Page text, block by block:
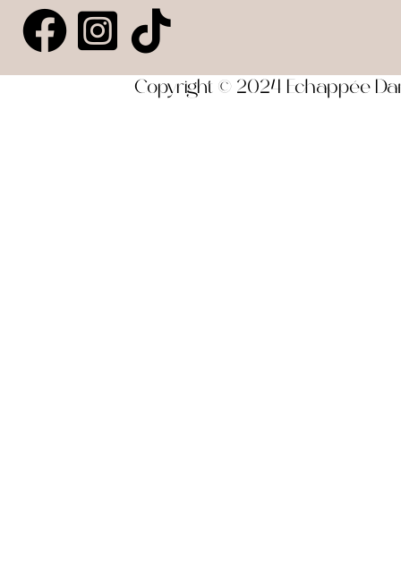
Copyright © 2024 Echappée